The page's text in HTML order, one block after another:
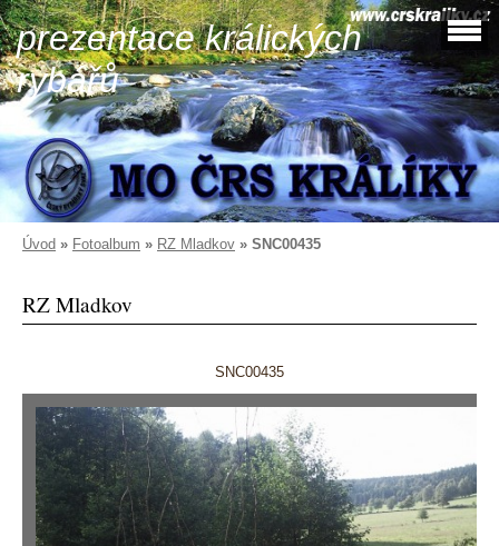
prezentace králických
rybářů
Úvod » Fotoalbum » RZ Mladkov » SNC00435
RZ Mladkov
SNC00435